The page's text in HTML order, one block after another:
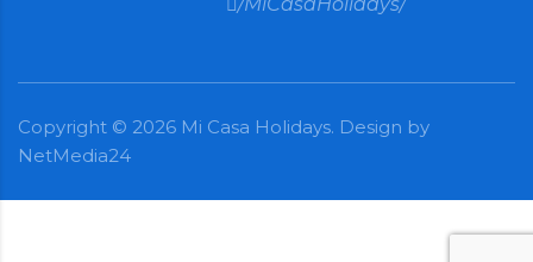
Copyright © 2026 Mi Casa Holidays. Design by
NetMedia24